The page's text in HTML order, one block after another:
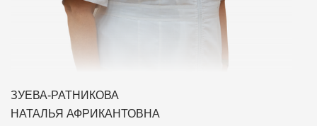
ЗУЕВА-РАТНИКОВА
НАТАЛЬЯ АФРИКАНТОВНА